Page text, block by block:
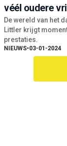
véél oudere
De wereld van het
Littler krijgt
prestaties.
NIEUWS•03-01-2024